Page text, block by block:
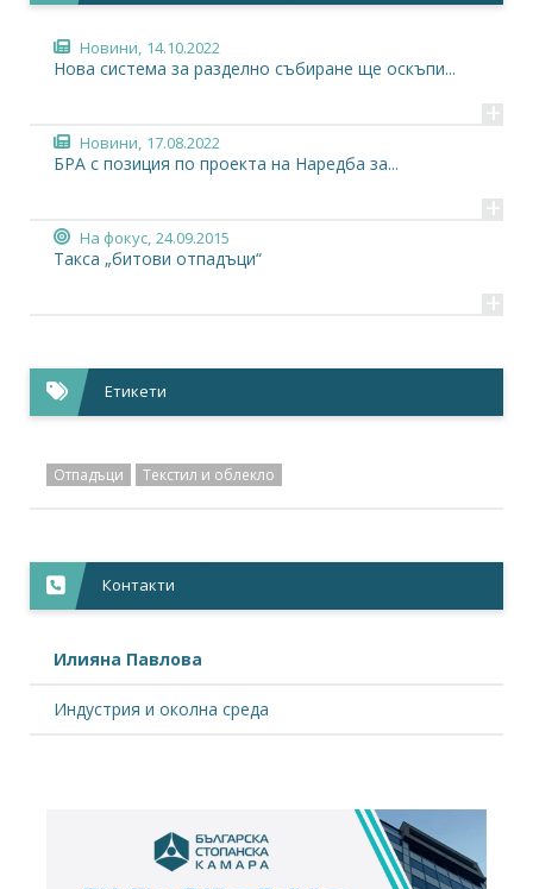
Новини, 14.10.2022
Нова система за разделно събиране ще оскъпи...
+
Новини, 17.08.2022
БРА с позиция по проекта на Наредба за...
+
На фокус, 24.09.2015
Такса „битови отпадъци“
+
Етикети
Отпадъци Текстил и облекло
Контакти
Илияна Павлова
Индустрия и околна среда